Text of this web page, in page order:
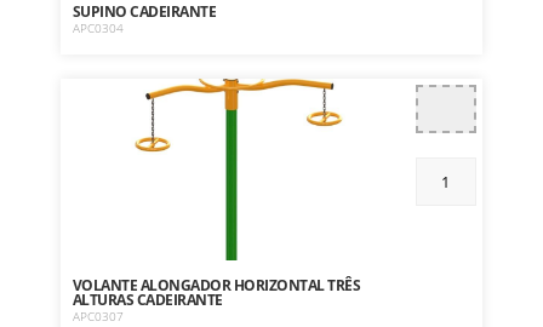
SUPINO CADEIRANTE
APC0304
VOLANTE ALONGADOR HORIZONTAL TRÊS
ALTURAS CADEIRANTE
APC0307